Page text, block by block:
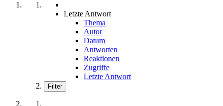
Letzte Antwort
Thema
Autor
Datum
Antworten
Reaktionen
Zugriffe
Letzte Antwort
Filter